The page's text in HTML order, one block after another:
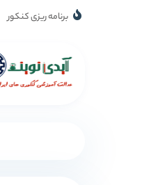
برنامه ریزی کنکور